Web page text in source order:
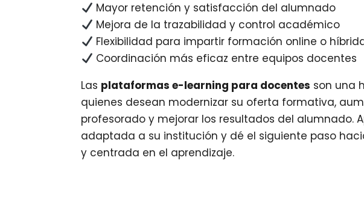
Mayor retención y satisfacción del alumnado
Mejora de la trazabilidad y control académico
Flexibilidad para impartir formación online o
Coordinación más eficaz entre equipos docentes
Las plataformas e-learning para docentes son una
quienes desean modernizar su oferta formativa,
profesorado y mejorar los resultados del alumnado.
adaptada a su institución y dé el siguiente paso
y centrada en el aprendizaje.